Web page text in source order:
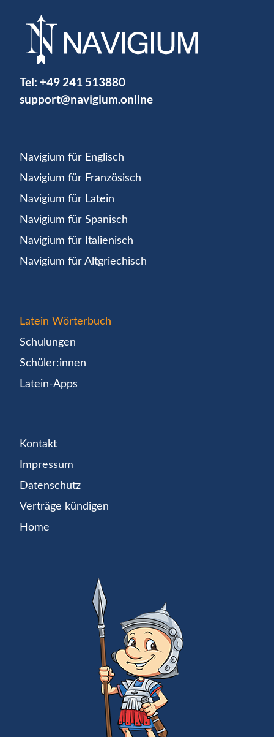
Tel: +49 241 513880
support@navigium.online
Navigium für Englisch
Navigium für Französisch
Navigium für Latein
Navigium für Spanisch
Navigium für Italienisch
Navigium für Altgriechisch
Latein Wörterbuch
Schulungen
Schüler:innen
Latein-Apps
Kontakt
Impressum
Datenschutz
Verträge kündigen
Home